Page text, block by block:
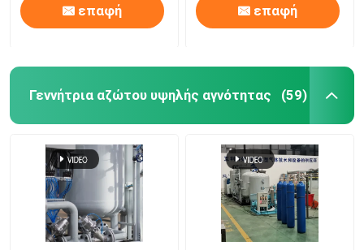
επαφή επαφή
Γεννήτρια αζώτου υψηλής αγνότητας (59)